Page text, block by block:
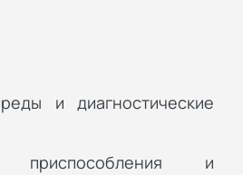
и диагностические
приспособления и